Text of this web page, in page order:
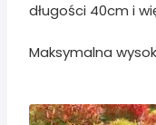
długości 40cm i
Maksymalna